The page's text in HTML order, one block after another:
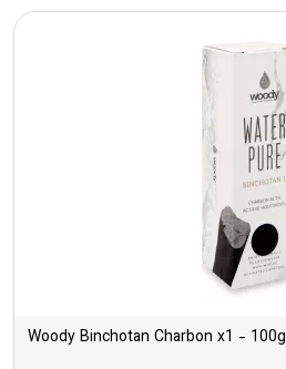
Woody Binchotan Charbon x1 - 100g